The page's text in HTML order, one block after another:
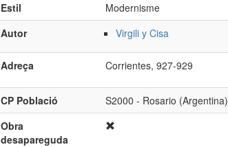
Estil
Modernisme
Autor
Virgili y Cisa
Adreça Corrientes, 927-929
CP Població
S2000 - Rosario (Argentina)
Obra
desapareguda